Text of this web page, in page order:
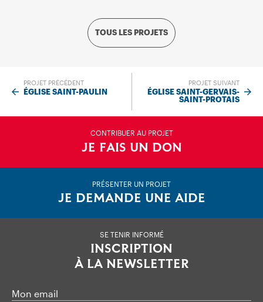
TOUS LES PROJETS
PROJET PRÉCÉDENT
ÉGLISE SAINT-PAULIN
PROJET SUIVANT
ÉGLISE SAINT-GERVAIS-
SAINT-PROTAIS
CONTRIBUER AU PROJET
JE FAIS UN DON
PRÉSENTER UN PROJET
JE DEMANDE UNE AIDE
SE TENIR INFORMÉ
INSCRIPTION
À LA NEWSLETTER
Mon email